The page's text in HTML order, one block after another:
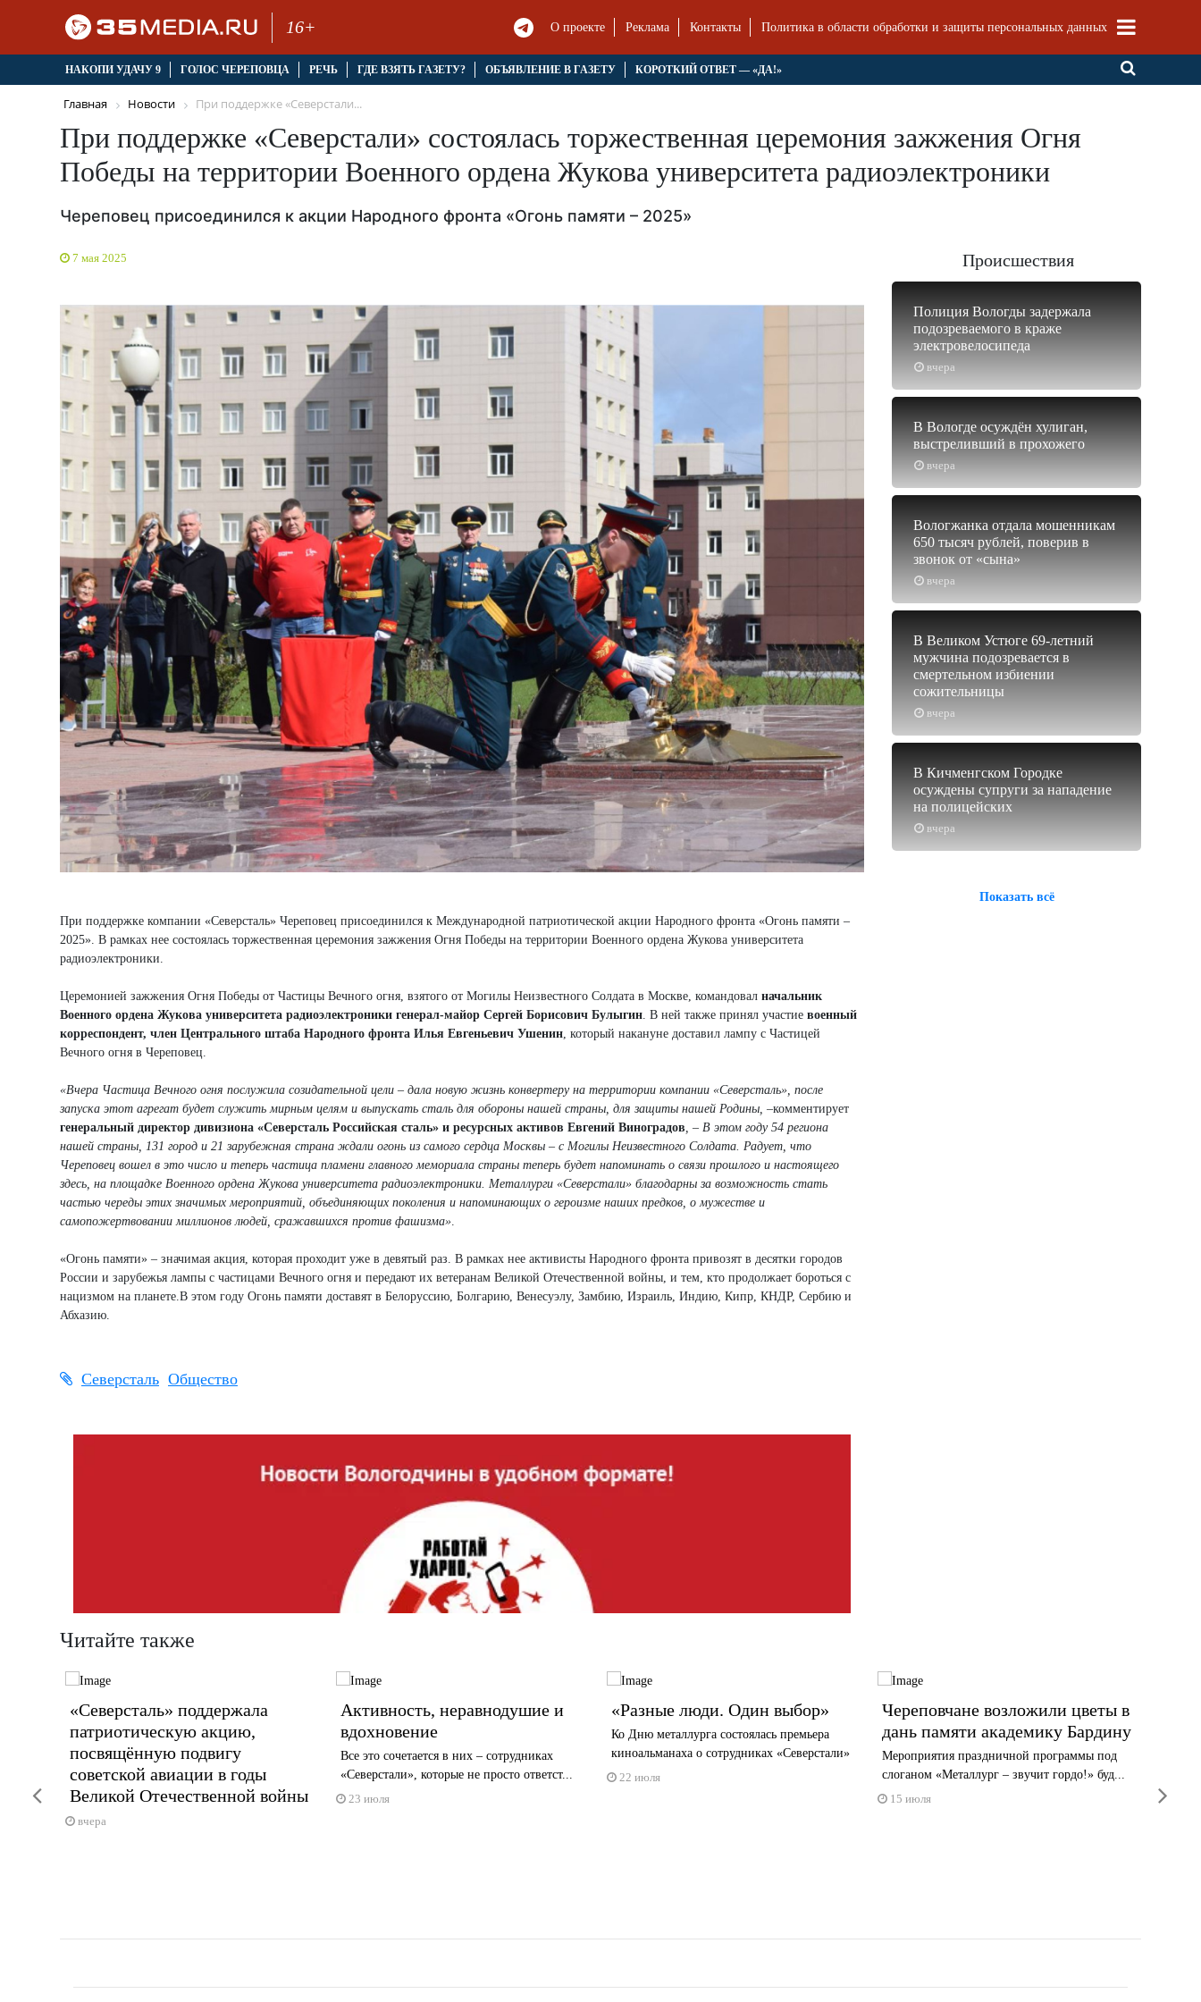
16+ О проекте Реклама Контакты Политика в области обработки и защиты персональных данных
НАКОПИ УДАЧУ 9 ГОЛОС ЧЕРЕПОВЦА РЕЧЬ ГДЕ ВЗЯТЬ ГАЗЕТУ? ОБЪЯВЛЕНИЕ В ГАЗЕТУ КОРОТКИЙ ОТВЕТ — «ДА!»
Главная Новости При поддержке «Северстали...
При поддержке «Северстали» состоялась торжественная церемония зажжения Огня
Победы на территории Военного ордена Жукова университета радиоэлектроники
Череповец присоединился к акции Народного фронта «Огонь памяти – 2025»
7 мая 2025
При поддержке компании «Северсталь» Череповец присоединился к Международной патриотической акции Народного фронта «Огонь памяти –
2025». В рамках нее состоялась торжественная церемония зажжения Огня Победы на территории Военного ордена Жукова университета
радиоэлектроники.
Церемонией зажжения Огня Победы от Частицы Вечного огня, взятого от Могилы Неизвестного Солдата в Москве, командовал начальник
Военного ордена Жукова университета радиоэлектроники генерал-майор Сергей Борисович Булыгин . В ней также принял участие военный
корреспондент, член Центрального штаба Народного фронта Илья Евгеньевич Ушенин , который накануне доставил лампу с Частицей
Вечного огня в Череповец.
«Вчера Частица Вечного огня послужила созидательной цели – дала новую жизнь конвертеру на территории компании «Северсталь», после
запуска этот агрегат будет служить мирным целям и выпускать сталь для обороны нашей страны, для защиты нашей Родины, –комментирует
генеральный директор дивизиона «Северсталь Российская сталь» и ресурсных активов Евгений Виноградов , – В этом году 54 региона
нашей страны, 131 город и 21 зарубежная страна ждали огонь из самого сердца Москвы – с Могилы Неизвестного Солдата. Радует, что
Череповец вошел в это число и теперь частица пламени главного мемориала страны теперь будет напоминать о связи прошлого и настоящего
здесь, на площадке Военного ордена Жукова университета радиоэлектроники. Металлурги «Северстали» благодарны за возможность стать
частью череды этих значимых мероприятий, объединяющих поколения и напоминающих о героизме наших предков, о мужестве и
самопожертвовании миллионов людей, сражавшихся против фашизма»
«Огонь памяти» – значимая акция, которая проходит уже в девятый раз. В рамках нее активисты Народного фронта привозят в десятки городов
России и зарубежья лампы с частицами Вечного огня и передают их ветеранам Великой Отечественной войны, и тем, кто продолжает бороться с
нацизмом на планете.В этом году Огонь памяти доставят в Белоруссию, Болгарию, Венесуэлу, Замбию, Израиль, Индию, Кипр, КНДР, Сербию и
Абхазию.
Северсталь Общество
Происшествия
вчера
Полиция Вологды задержала
подозреваемого в краже
электровелосипеда
вчера
В Вологде осуждён хулиган,
выстреливший в прохожего
вчера
Вологжанка отдала мошенникам
650 тысяч рублей, поверив в
звонок от «сына»
вчера
В Великом Устюге 69-летний
мужчина подозревается в
смертельном избиении
сожительницы
вчера
В Кичменгском Городке
осуждены супруги за нападение
на полицейских
Показать всё
Читайте также
«Северсталь» поддержала
патриотическую акцию,
посвящённую подвигу
советской авиации в годы
Великой Отечественной войны
вчера
Активность, неравнодушие и
вдохновение
Все это сочетается в них – сотрудниках
«Северстали», которые не просто ответст...
23 июля
«Разные люди. Один выбор»
Ко Дню металлурга состоялась премьера
киноальманаха о сотрудниках «Северстали»
22 июля
Череповчане возложили цветы в
дань памяти академику Бардину
Мероприятия праздничной программы под
слоганом «Металлург – звучит гордо!» буд...
15 июля
Днем